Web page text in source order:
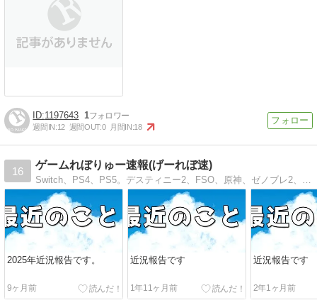
1197643 1
週間IN:12 週間OUT:0 月間IN:18
16
ゲームれぼりゅー速報(げーれぼ速)
2025年近況報告です。
9ヶ月前
近況報告です
1年11ヶ月前
近況報告です
2年1ヶ月前